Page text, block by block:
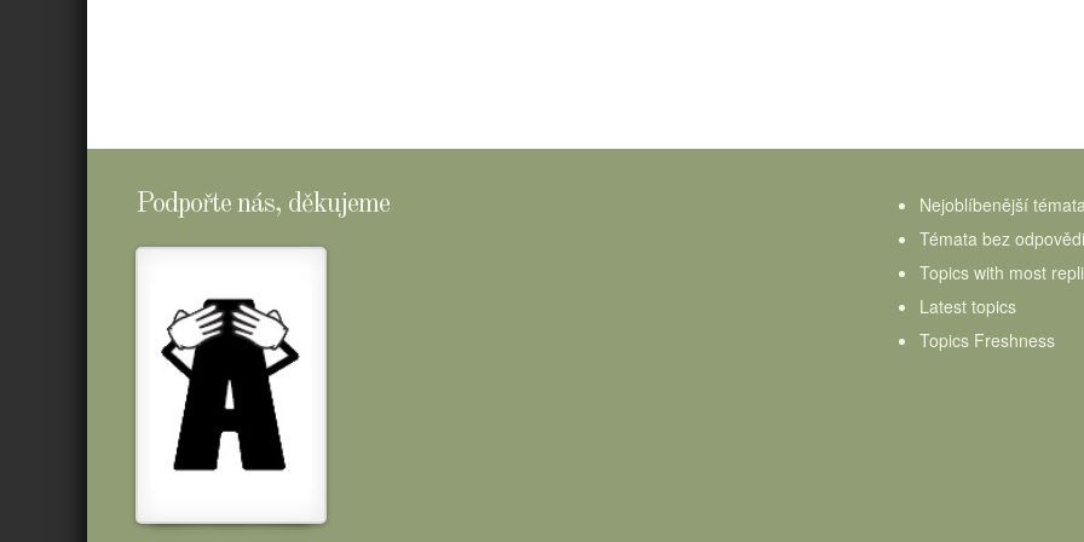
Podpořte nás, děkujeme
Nejoblíbenější
Témata bez odpovědi
Topics with most
Latest topics
Topics Freshness